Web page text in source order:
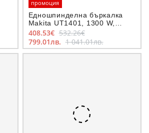
промоция
Едношпинделна бъркалка
Makita UT1401, 1300 W,
захват M14
408.53€ 532.26€
799.01лв. 1 041.01лв.